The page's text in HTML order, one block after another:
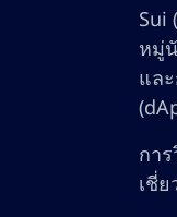
Sui
หมู่
แล
กา
เชี่